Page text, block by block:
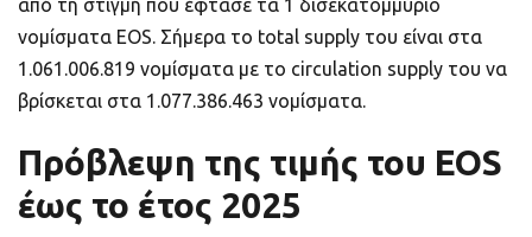
από τη στιγμή που έφτασε τα 1 δισεκατομμύριο
νομίσματα EOS. Σήμερα το total supply του είναι στα
1.061.006.819 νομίσματα με το circulation supply του να
βρίσκεται στα 1.077.386.463 νομίσματα.
Πρόβλεψη της τιμής του EOS
έως το έτος 2025